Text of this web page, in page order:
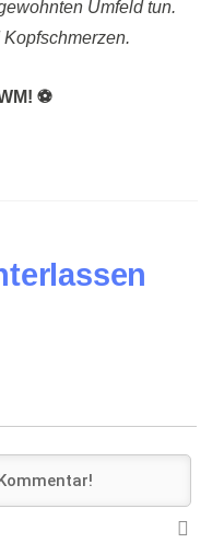
Umfeld tun.
⚽